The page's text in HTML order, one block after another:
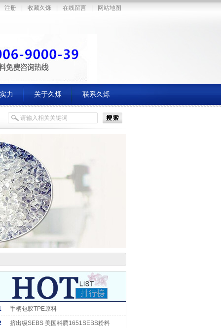
注册 收藏久烁 在线留言 网站地图
力 关于久烁 联系久烁
手柄包胶TPE原料
挤出级SEBS 美国科腾1651SEBS粉料